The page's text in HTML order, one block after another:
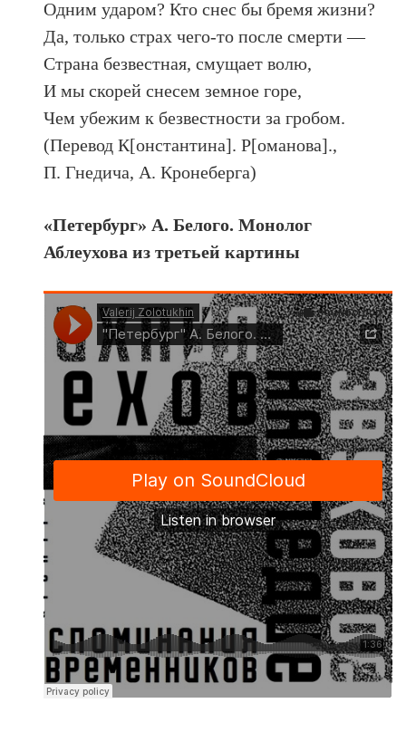
Одним ударом? Кто cнес бы бремя жизни?
Да, только страх чего-то после смерти —
Страна безвестная, смущает волю,
И мы скорей снесем земное горе,
Чем убежим к безвестности за гробом.
(Перевод К[онстантина]. Р[оманова].,
П. Гнедича, А. Кронеберга)
«Петербург» А. Белого. Монолог
Аблеухова из третьей картины